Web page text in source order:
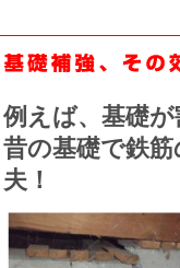
例えば、基礎
昔の基礎で鉄
夫！